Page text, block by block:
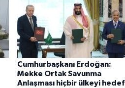
Cumhurbaşkanı Erdoğan:
Mekke Ortak Savunma
Anlaşması hiçbir ülkeyi hedef